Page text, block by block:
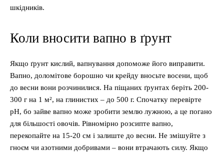
шкідників.
Коли вносити вапно в ґрунт
Якщо ґрунт кислий, вапнування допоможе його виправити.
Вапно, доломітове борошно чи крейду вносьте восени, щоб
до весни вони розчинилися. На піщаних ґрунтах беріть 200-
300 г на 1 м², на глинистих – до 500 г. Спочатку перевірте
pH, бо зайве вапно може зробити землю лужною, а це погано
для більшості овочів. Рівномірно розсипте вапно,
перекопайте на 15-20 см і залиште до весни. Не змішуйте з
гноєм чи азотними добривами – вони втрачають силу. Якщо